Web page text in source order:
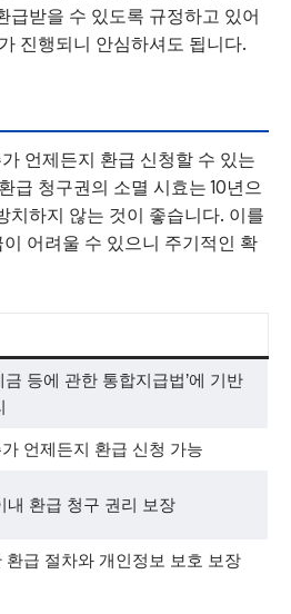
급받을 수 있도록 규정하고 있어
진행되니 안심하셔도 됩니다.
언제든지 환급 신청할 수 있는
급 청구권의 소멸 시효는 10년으
치하지 않는 것이 좋습니다. 이를
어려울 수 있으니 주기적인 확
금 등에 관한 통합지급법’에 기반
언제든지 환급 신청 가능
내 환급 청구 권리 보장
환급 절차와 개인정보 보호 보장